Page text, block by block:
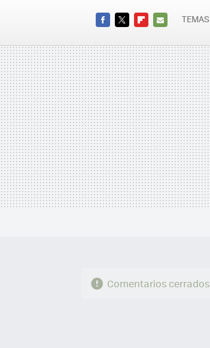
MAIL
TEMAS
Comentarios cerrados